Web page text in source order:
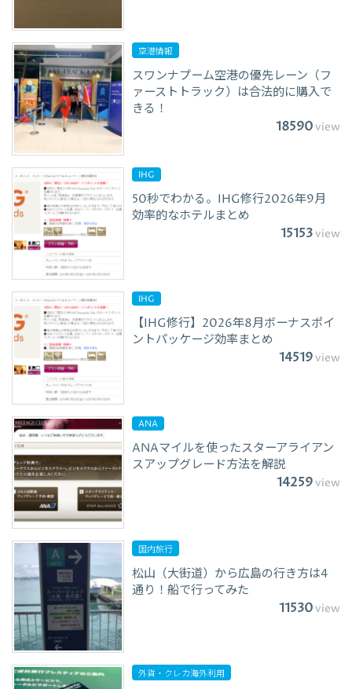
空港情報
スワンナプーム空港の優先レーン（フ
ァーストトラック）は合法的に購入で
きる！
18590view
IHG
50秒でわかる。IHG修行2026年9月
効率的なホテルまとめ
15153view
IHG
【IHG修行】2026年8月ボーナスポイ
ントパッケージ効率まとめ
14519view
ANA
ANAマイルを使ったスターアライアン
スアップグレード方法を解説
14259view
国内旅行
松山（大街道）から広島の行き方は4
通り！船で行ってみた
11530view
外貨・クレカ海外利用